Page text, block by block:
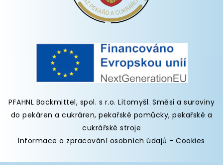
PFAHNL Backmittel, spol. s r.o. Litomyšl. Směsi a suroviny
do pekáren a cukráren,pekařské pomůcky,pekařské a
cukrářské stroje
Informace o zpracování osobních údajů -Cookies